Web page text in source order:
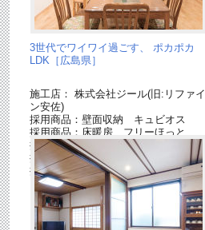
3世代でワイワイ過ごす、 ポカポカ
LDK［広島県］
施工店： 株式会社ジール(旧:リファイ
ン安佐)
採用商品：壁面収納 キュビオス
採用商品：床暖房 フリーほっと
採用商品：照明器具
採用商品：内装ドア ベリティス
採用商品：カップボード